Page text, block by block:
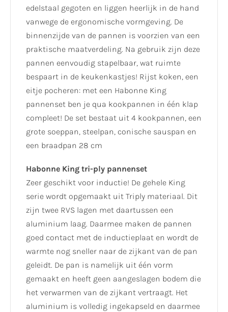
edelstaal gegoten en liggen heerlijk in de hand
vanwege de ergonomische vormgeving. De
binnenzijde van de pannen is voorzien van een
praktische maatverdeling. Na gebruik zijn deze
pannen eenvoudig stapelbaar, wat ruimte
bespaart in de keukenkastjes! Rijst koken, een
eitje pocheren: met een Habonne King
pannenset ben je qua kookpannen in één klap
compleet! De set bestaat uit 4 kookpannen, een
grote soeppan, steelpan, conische sauspan en
een braadpan 28 cm
Habonne King tri-ply pannenset
Zeer geschikt voor inductie! De gehele King
serie wordt opgemaakt uit Triply materiaal. Dit
zijn twee RVS lagen met daartussen een
aluminium laag. Daarmee maken de pannen
goed contact met de inductieplaat en wordt de
warmte nog sneller naar de zijkant van de pan
geleidt. De pan is namelijk uit één vorm
gemaakt en heeft geen aangeslagen bodem die
het verwarmen van de zijkant vertraagt. Het
aluminium is volledig ingekapseld en daarmee